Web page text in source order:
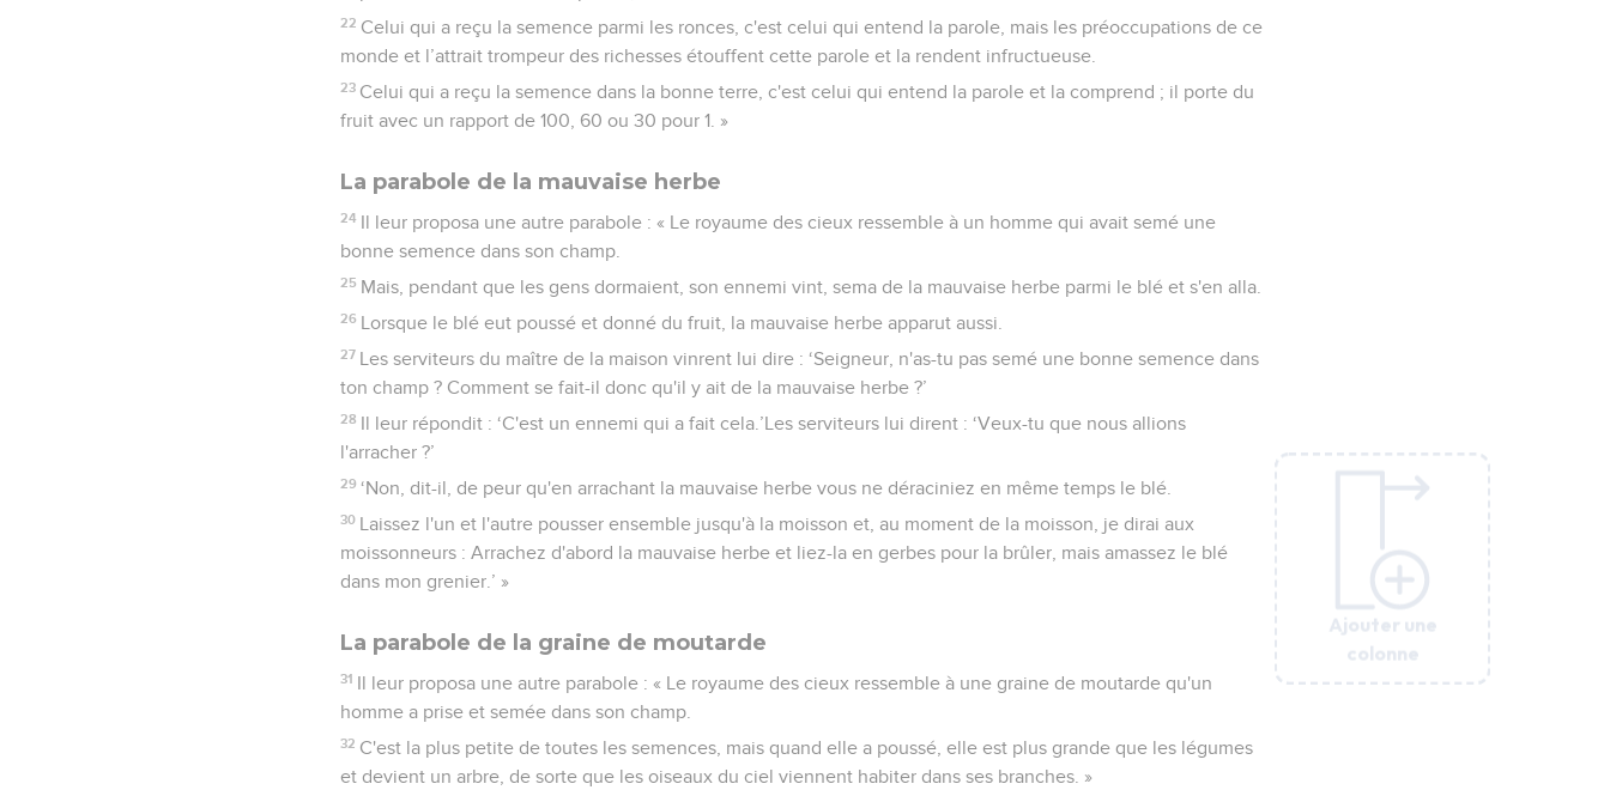
Ajouter une
colonne
22 Celui qui a reçu la semence parmi les ronces, c'est celui qui entend la parole, mais les préoccupations de ce
monde et l’attrait trompeur des richesses étouffent cette parole et la rendent infructueuse.
23 Celui qui a reçu la semence dans la bonne terre, c'est celui qui entend la parole et la comprend ; il porte du
fruit avec un rapport de 100, 60 ou 30 pour 1. »
La parabole de la mauvaise herbe
24 Il leur proposa une autre parabole : « Le royaume des cieux ressemble à un homme qui avait semé une
bonne semence dans son champ.
25 Mais, pendant que les gens dormaient, son ennemi vint, sema de la mauvaise herbe parmi le blé et s'en alla.
26 Lorsque le blé eut poussé et donné du fruit, la mauvaise herbe apparut aussi.
27 Les serviteurs du maître de la maison vinrent lui dire : ‘Seigneur, n'as-tu pas semé une bonne semence dans
ton champ ? Comment se fait-il donc qu'il y ait de la mauvaise herbe ?’
28 Il leur répondit : ‘C'est un ennemi qui a fait cela.’Les serviteurs lui dirent : ‘Veux-tu que nous allions
l'arracher ?’
29 ‘Non, dit-il, de peur qu'en arrachant la mauvaise herbe vous ne déraciniez en même temps le blé.
30 Laissez l'un et l'autre pousser ensemble jusqu'à la moisson et, au moment de la moisson, je dirai aux
moissonneurs : Arrachez d'abord la mauvaise herbe et liez-la en gerbes pour la brûler, mais amassez le blé
dans mon grenier.’ »
La parabole de la graine de moutarde
31 Il leur proposa une autre parabole : « Le royaume des cieux ressemble à une graine de moutarde qu'un
homme a prise et semée dans son champ.
32 C'est la plus petite de toutes les semences, mais quand elle a poussé, elle est plus grande que les légumes
et devient un arbre, de sorte que les oiseaux du ciel viennent habiter dans ses branches. »
Ajouter une
colonne
Ajouter une
colonne
Ajouter une
colonne
Ajouter une
colonne